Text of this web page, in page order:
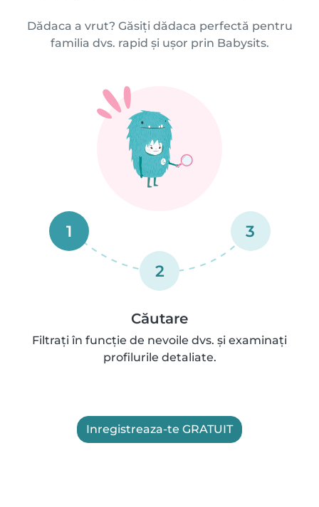
Dădaca a vrut? Găsiți dădaca perfectă pentru
familia dvs. rapid și ușor prin Babysits.
1
2
3
Căutare
Filtrați în funcție de nevoile dvs. și examinați
profilurile detaliate.
Inregistreaza-te GRATUIT